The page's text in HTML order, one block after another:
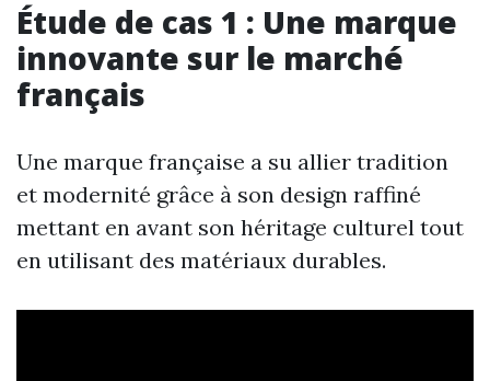
Étude de cas 1 : Une marque
innovante sur le marché
français
Une marque française a su allier tradition
et modernité grâce à son design raffiné
mettant en avant son héritage culturel tout
en utilisant des matériaux durables.